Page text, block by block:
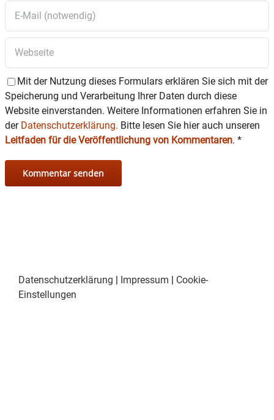
Mit der Nutzung dieses Formulars erklären Sie sich mit der
Speicherung und Verarbeitung Ihrer Daten durch diese
Website einverstanden. Weitere Informationen erfahren Sie in
der Datenschutzerklärung. Bitte lesen Sie hier auch unseren
Leitfaden für die Veröffentlichung von Kommentaren. *
Datenschutzerklärung | Impressum | Cookie-
Einstellungen